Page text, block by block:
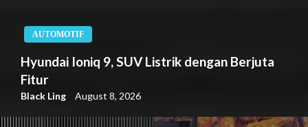
AUTOMOTIF
Hyundai Ioniq 9, SUV Listrik dengan Berjuta
Fitur
Black Ling August 8, 2026